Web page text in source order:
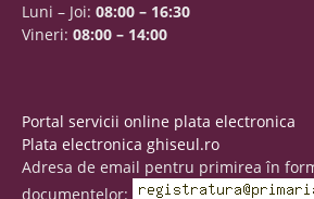
Luni – Joi: 08:00 – 16:30
Vineri: 08:00 – 14:00
Portal servicii online plata electronica
Plata electronica ghiseul.ro
Adresa de email pentru primirea în
documentelor: